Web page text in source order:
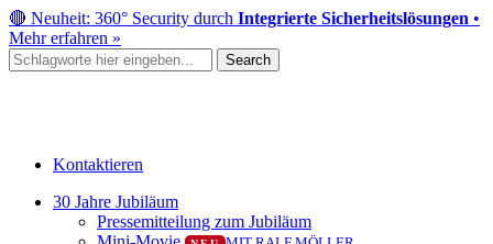
Skip
to
main
content
🔴 Neuheit: 360° Security durch Integrierte Sicherheitslösungen •
Mehr erfahren »
Search
Kontaktieren
Menu
30 Jahre Jubiläum
Pressemitteilung zum Jubiläum